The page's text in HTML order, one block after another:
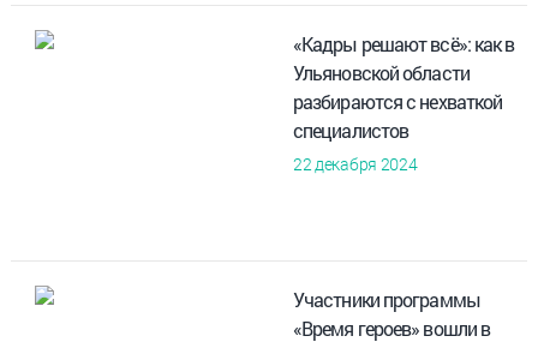
«Кадры решают всё»: как в
Ульяновской области
разбираются с нехваткой
специалистов
22 декабря 2024
Участники программы
«Время героев» вошли в